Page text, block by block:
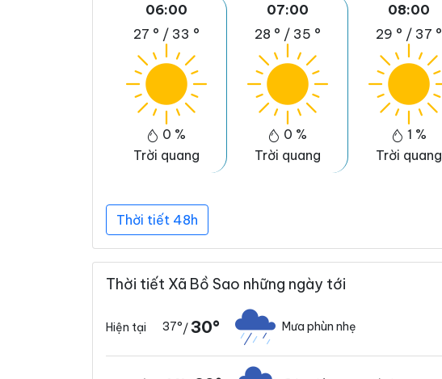
06:00
27 ° / 33 °
0 %
Trời quang
07:00
28 ° / 35 °
0 %
Trời quang
08:00
29 ° / 37 °
1 %
Trời quang
Thời tiết 48h
Thời tiết Xã Bồ Sao những ngày tới
Hiện tại 37°/30° Mưa phùn nhẹ